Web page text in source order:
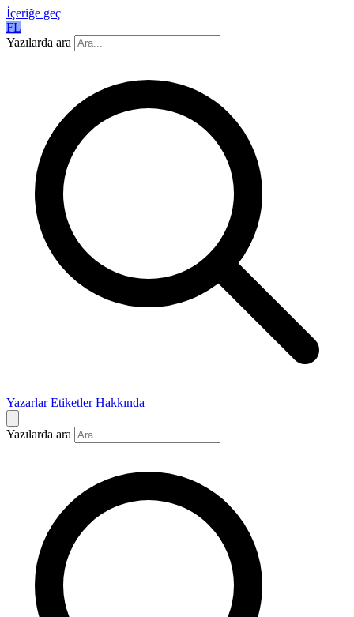
İçeriğe geç
FL
Yazılarda ara
Yazarlar Etiketler Hakkında
Yazılarda ara